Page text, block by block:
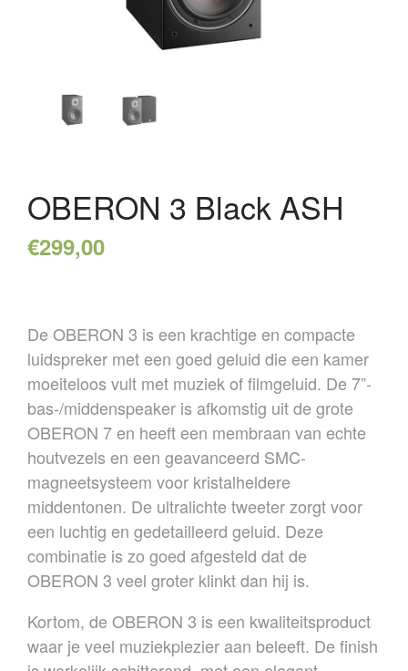
HOME
OBERON 3 Black ASH
€299,00
De OBERON 3 is een krachtige en compacte
luidspreker met een goed geluid die een kamer
moeiteloos vult met muziek of filmgeluid. De 7”-
bas-/middenspeaker is afkomstig uit de grote
OBERON 7 en heeft een membraan van echte
houtvezels en een geavanceerd SMC-
magneetsysteem voor kristalheldere
middentonen. De ultralichte tweeter zorgt voor
een luchtig en gedetailleerd geluid. Deze
combinatie is zo goed afgesteld dat de
OBERON 3 veel groter klinkt dan hij is.
Kortom, de OBERON 3 is een kwaliteitsproduct
waar je veel muziekplezier aan beleeft. De finish